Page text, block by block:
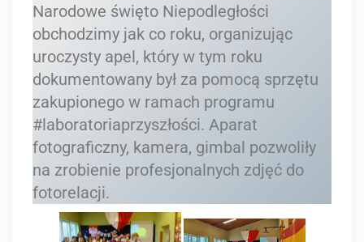
Narodowe święto Niepodległości
obchodzimy jak co roku, organizując
uroczysty apel, który w tym roku
dokumentowany był za pomocą sprzętu
zakupionego w ramach programu
#laboratoriaprzyszłości. Aparat
fotograficzny, kamera, gimbal pozwoliły
na zrobienie profesjonalnych zdjęć do
fotorelacji.